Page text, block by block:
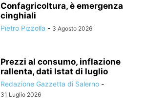
Confagricoltura, è emergenza
cinghiali
Pietro Pizzolla - 3 Agosto 2026
Prezzi al consumo, inflazione
rallenta, dati Istat di luglio
Redazione Gazzetta di Salerno -
31 Luglio 2026